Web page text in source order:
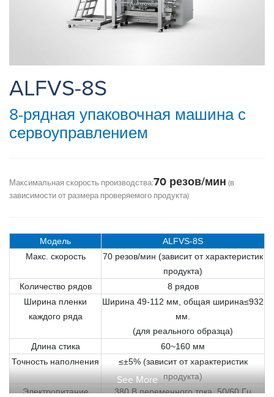
ALFVS-8S
8-рядная упаковочная машина с
сервоуправлением
Максимальная скорость производства:70 резов/мин (в
зависимости от размера проверяемого продукта)
Модель
ALFVS-8S
Макс. скорость
70 резов/мин (зависит от характеристик
продукта)
Количество рядов
8 рядов
Ширина пленки
каждого ряда
Ширина 49-112 мм, общая ширина≤932
мм.
(для реального образца)
Длина стика
60~160 мм
Точность наполнения
≤±5% (зависит от характеристик
продукта)
Электропитание
380 В переменного тока, 50/60 Гц
See More